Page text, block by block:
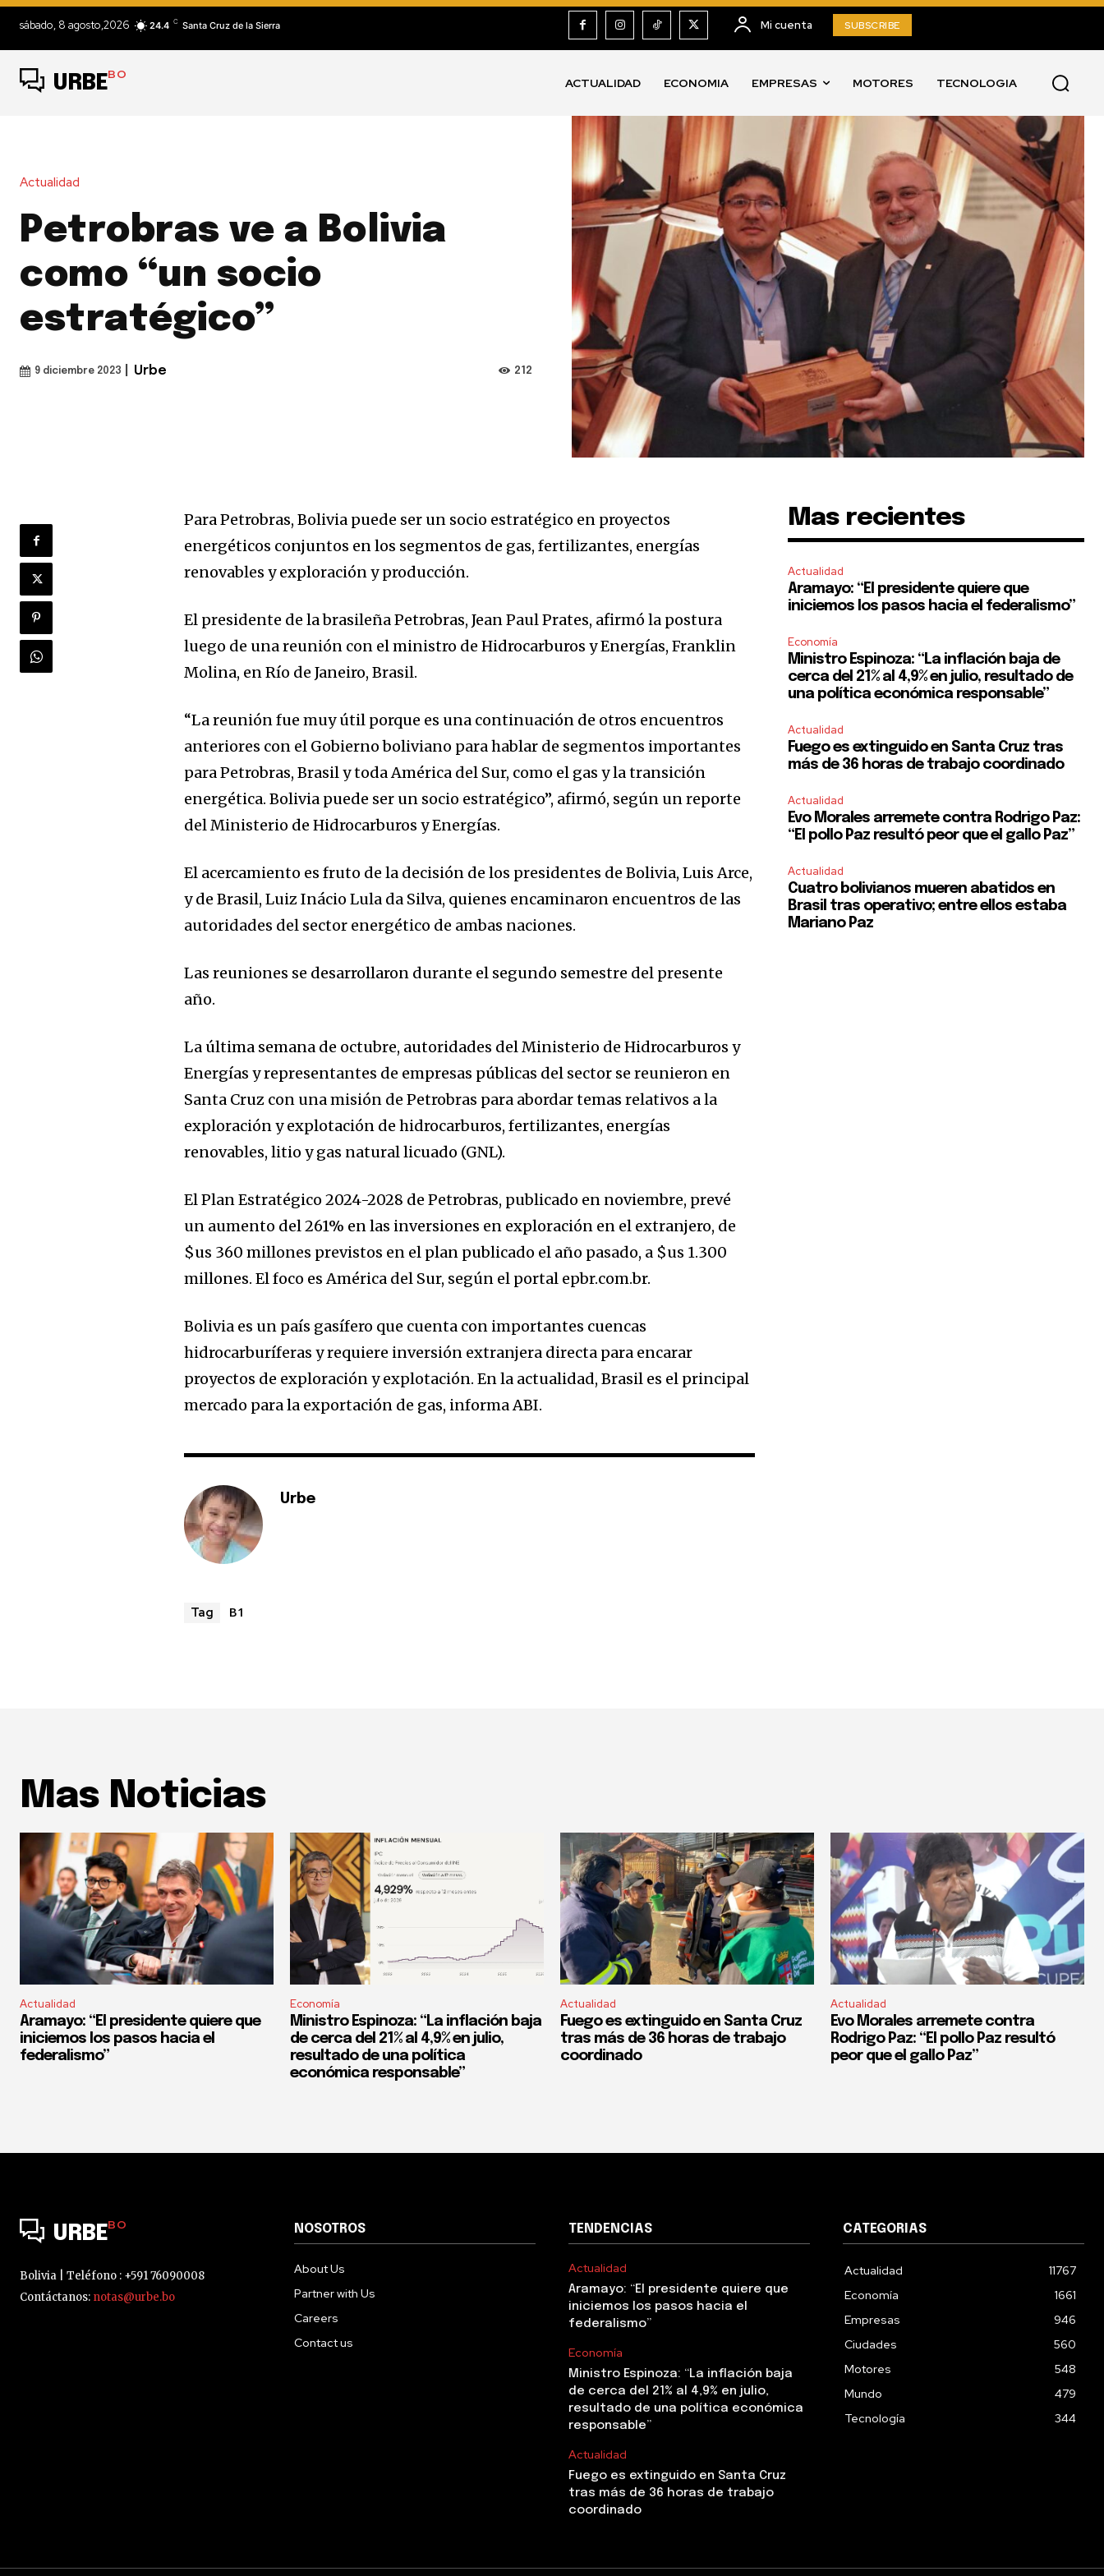
Join our community of
of the conversation.
To subscribe, simply enter your email address on our website or click
the subscribe button below. Don't worry, we respect your privacy and
won't spam your inbox. Your information is safe with us.
sábado, 8 agosto,2026 24.4 C Santa Cruz de la Sierra Mi cuenta SUBSCRIBE
URBEBO
ACTUALIDAD ECONOMIA EMPRESAS MOTORES TECNOLOGIA
Actualidad
Petrobras ve a Bolivia
como “un socio
estratégico”
9 diciembre 2023 Urbe 212
Para Petrobras, Bolivia puede ser un socio estratégico en proyectos
energéticos conjuntos en los segmentos de gas, fertilizantes, energías
renovables y exploración y producción.
El presidente de la brasileña Petrobras, Jean Paul Prates, afirmó la postura
luego de una reunión con el ministro de Hidrocarburos y Energías, Franklin
Molina, en Río de Janeiro, Brasil.
“La reunión fue muy útil porque es una continuación de otros encuentros
anteriores con el Gobierno boliviano para hablar de segmentos importantes
para Petrobras, Brasil y toda América del Sur, como el gas y la transición
energética. Bolivia puede ser un socio estratégico”, afirmó, según un reporte
del Ministerio de Hidrocarburos y Energías.
El acercamiento es fruto de la decisión de los presidentes de Bolivia, Luis Arce,
y de Brasil, Luiz Inácio Lula da Silva, quienes encaminaron encuentros de las
autoridades del sector energético de ambas naciones.
Las reuniones se desarrollaron durante el segundo semestre del presente
año.
La última semana de octubre, autoridades del Ministerio de Hidrocarburos y
Energías y representantes de empresas públicas del sector se reunieron en
Santa Cruz con una misión de Petrobras para abordar temas relativos a la
exploración y explotación de hidrocarburos, fertilizantes, energías
renovables, litio y gas natural licuado (GNL).
El Plan Estratégico 2024-2028 de Petrobras, publicado en noviembre, prevé
un aumento del 261% en las inversiones en exploración en el extranjero, de
$us 360 millones previstos en el plan publicado el año pasado, a $us 1.300
millones. El foco es América del Sur, según el portal epbr.com.br.
Bolivia es un país gasífero que cuenta con importantes cuencas
hidrocarburíferas y requiere inversión extranjera directa para encarar
proyectos de exploración y explotación. En la actualidad, Brasil es el principal
mercado para la exportación de gas, informa ABI.
Urbe
Tag B1
Mas recientes
Actualidad
Aramayo: “El presidente quiere que
iniciemos los pasos hacia el federalismo”
Economía
Ministro Espinoza: “La inflación baja de
cerca del 21% al 4,9% en julio, resultado de
una política económica responsable”
Actualidad
Fuego es extinguido en Santa Cruz tras
más de 36 horas de trabajo coordinado
Actualidad
Evo Morales arremete contra Rodrigo Paz:
“El pollo Paz resultó peor que el gallo Paz”
Actualidad
Cuatro bolivianos mueren abatidos en
Brasil tras operativo; entre ellos estaba
Mariano Paz
Mas Noticias
Actualidad
Aramayo: “El presidente quiere que
iniciemos los pasos hacia el
federalismo”
Economía
Ministro Espinoza: “La inflación baja
de cerca del 21% al 4,9% en julio,
resultado de una política
económica responsable”
Actualidad
Fuego es extinguido en Santa Cruz
tras más de 36 horas de trabajo
coordinado
Actualidad
Evo Morales arremete contra
Rodrigo Paz: “El pollo Paz resultó
peor que el gallo Paz”
URBEBO
Bolivia | Teléfono : +591 76090008
Contáctanos: notas@urbe.bo
NOSOTROS
About Us
Partner with Us
Careers
Contact us
TENDENCIAS
Actualidad
Aramayo: “El presidente quiere que
iniciemos los pasos hacia el
federalismo”
Economía
Ministro Espinoza: “La inflación baja
de cerca del 21% al 4,9% en julio,
resultado de una política económica
responsable”
Actualidad
Fuego es extinguido en Santa Cruz
tras más de 36 horas de trabajo
coordinado
CATEGORIAS
Actualidad
11767
Economía
1661
Empresas
946
Ciudades
560
Motores
548
Mundo
479
Tecnología
344